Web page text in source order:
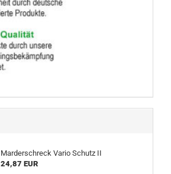
Marderschreck Vario Schutz II
24,87 EUR